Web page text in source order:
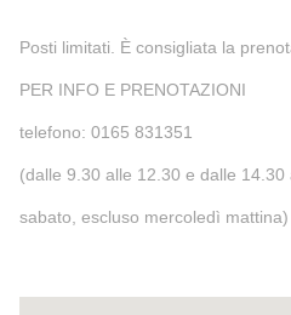
Posti limitati. È consigliata la
PER INFO E PRENOTAZIONI
telefono: 0165 831351
(dalle 9.30 alle 12.30 e dalle
sabato, escluso mercoledì mattina)